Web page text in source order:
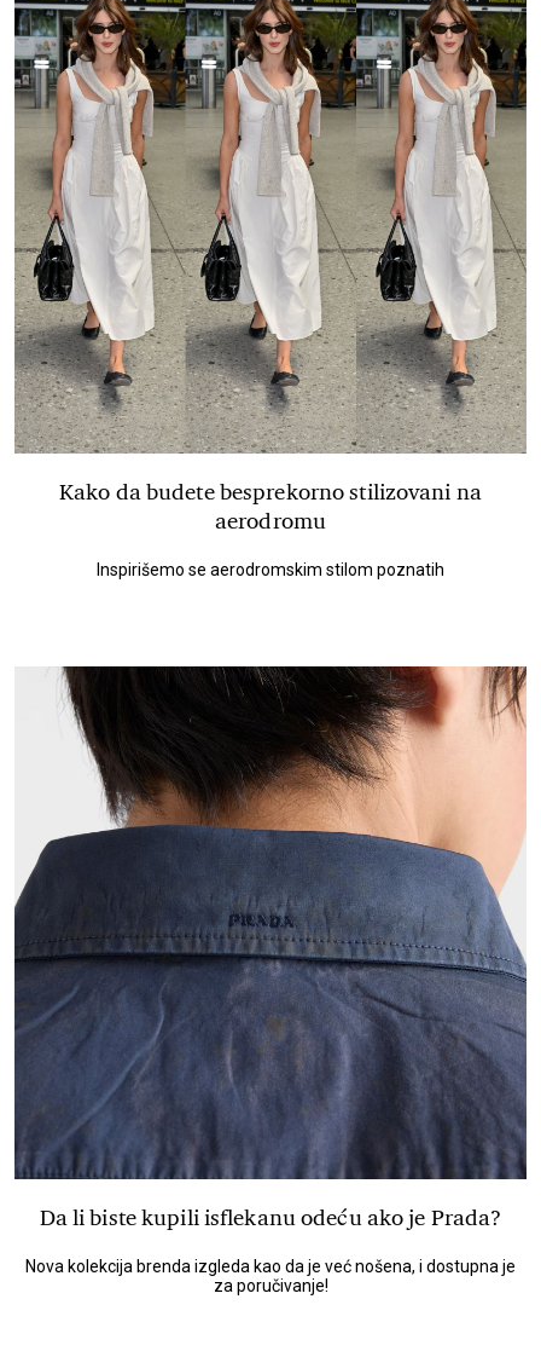
Kako da budete besprekorno stilizovani na
aerodromu
Inspirišemo se aerodromskim stilom poznatih
Da li biste kupili isflekanu odeću ako je Prada?
Nova kolekcija brenda izgleda kao da je već nošena, i dostupna je
za poručivanje!